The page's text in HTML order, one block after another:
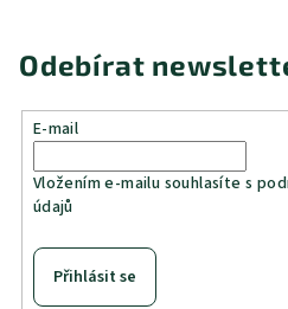
Odebírat
E-mail
Vložením e-mailu souhlasíte s
údajů
Přihlásit se